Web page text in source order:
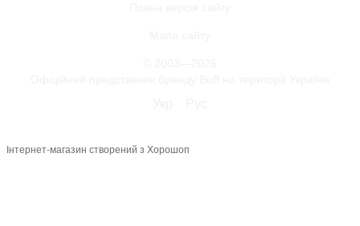
Інтернет-магазин створений з Хорошоп